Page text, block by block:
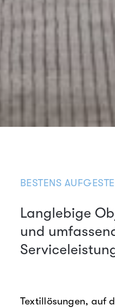
BESTENS
Langlebige
und
Textillösungen, auf